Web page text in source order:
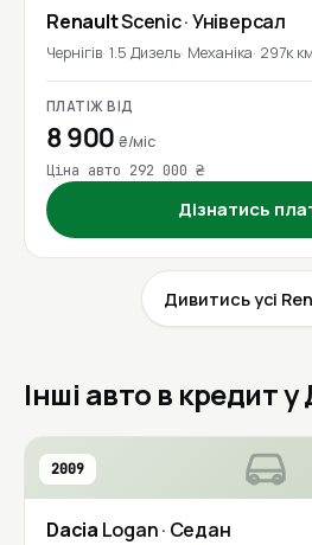
RenaultScenic· Універсал
Чернігів 1.5 Дизель Механіка 297к км
ПЛАТІЖ ВІД
8 900₴/міс
Ціна авто 292 000 ₴
Дізнатись
Дивитись усі
Інші авто в кредит у
2009
Dacia Logan· Седан